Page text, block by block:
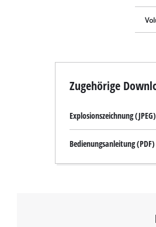
Zugehörige
Explosionszeichnung (JPEG)
Bedienungsanleitung (PDF)